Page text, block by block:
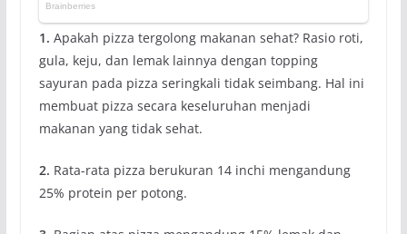
1. Apakah pizza tergolong makanan sehat? Rasio roti,
gula, keju, dan lemak lainnya dengan topping
sayuran pada pizza seringkali tidak seimbang. Hal ini
membuat pizza secara keseluruhan menjadi
makanan yang tidak sehat.
2. Rata-rata pizza berukuran 14 inchi mengandung
25% protein per potong.